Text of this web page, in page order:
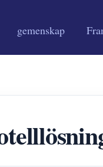
gemenskap